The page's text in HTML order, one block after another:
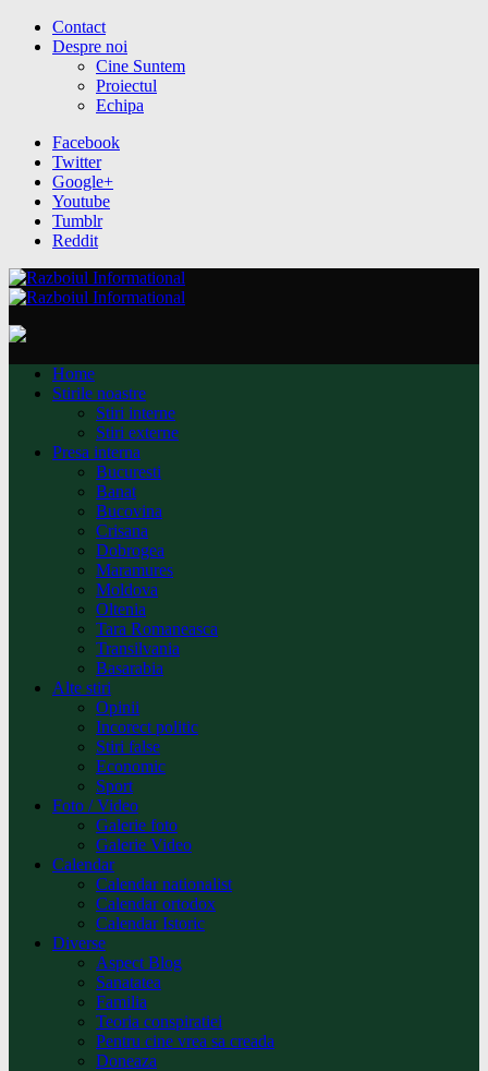
Contact
Despre noi
Cine Suntem
Proiectul
Echipa
Facebook
Twitter
Google+
Youtube
Tumblr
Reddit
Home
Stirile noastre
Stiri interne
Stiri externe
Presa interna
Bucuresti
Banat
Bucovina
Crisana
Dobrogea
Maramures
Moldova
Oltenia
Tara Romaneasca
Transilvania
Basarabia
Alte stiri
Opinii
Incorect politic
Stiri false
Economic
Sport
Foto / Video
Galerie foto
Galerie Video
Calendar
Calendar nationalist
Calendar ortodox
Calendar Istoric
Diverse
Aspect Blog
Sanatatea
Familia
Teoria conspiratiei
Pentru cine vrea sa creada
Doneaza